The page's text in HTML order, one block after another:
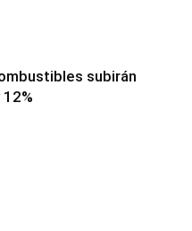
subirán